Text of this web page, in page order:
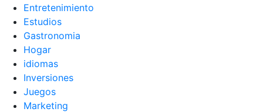
Entretenimiento
Estudios
Gastronomia
Hogar
idiomas
Inversiones
Juegos
Marketing